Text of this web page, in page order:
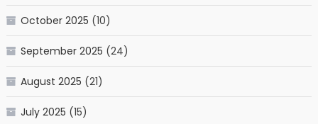
October 2025 (10)
September 2025 (24)
August 2025 (21)
July 2025 (15)